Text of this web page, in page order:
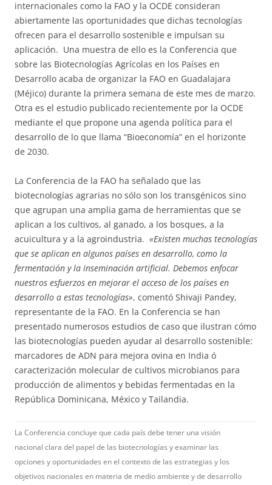
internacionales como la FAO y la OCDE consideran
abiertamente las oportunidades que dichas tecnologías
ofrecen para el desarrollo sostenible e impulsan su
aplicación. Una muestra de ello es la Conferencia que
sobre las Biotecnologías Agrícolas en los Países en
Desarrollo acaba de organizar la FAO en Guadalajara
(Méjico) durante la primera semana de este mes de marzo.
Otra es el estudio publicado recientemente por la OCDE
mediante el que propone una agenda política para el
desarrollo de lo que llama “Bioeconomía” en el horizonte
de 2030.
La Conferencia de la FAO ha señalado que las
biotecnologías agrarias no sólo son los transgénicos sino
que agrupan una amplia gama de herramientas que se
aplican a los cultivos, al ganado, a los bosques, a la
acuicultura y a la agroindustria. «Existen muchas tecnologías
que se aplican en algunos países en desarrollo, como la
fermentación y la inseminación artificial. Debemos enfocar
nuestros esfuerzos en mejorar el acceso de los países en
desarrollo a estas tecnologías», comentó Shivaji Pandey,
representante de la FAO. En la Conferencia se han
presentado numerosos estudios de caso que ilustran cómo
las biotecnologías pueden ayudar al desarrollo sostenible:
marcadores de ADN para mejora ovina en India ó
caracterización molecular de cultivos microbianos para
producción de alimentos y bebidas fermentadas en la
República Dominicana, México y Tailandia.
La Conferencia concluye que cada país debe tener una visión
nacional clara del papel de las biotecnologías y examinar las
opciones y oportunidades en el contexto de las estrategias y los
objetivos nacionales en materia de medio ambiente y de desarrollo